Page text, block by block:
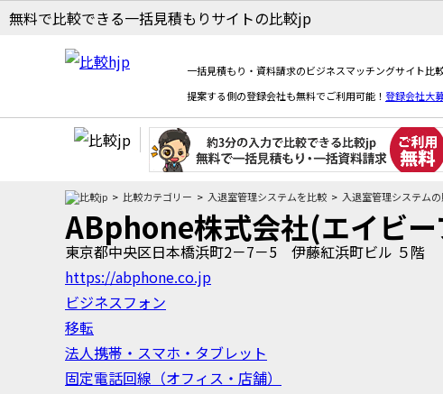
無料で比較できる一括見積もりサイトの比較jp
一括見積もり・資料請求のビジネスマッチングサイト比
提案する側の登録会社も無料でご利用可能！ 登録会社大
比較カテゴリー 入退室管理システムを比較 入退室管理システム
ABphone株式会社(エイビー
東京都中央区日本橋浜町2－7－5 伊藤紅浜町ビル ５階
https://abphone.co.jp
ビジネスフォン
移転
法人携帯・スマホ・タブレット
固定電話回線（オフィス・店舗）